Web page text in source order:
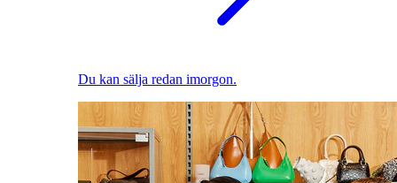
Du kan sälja redan imorgon.